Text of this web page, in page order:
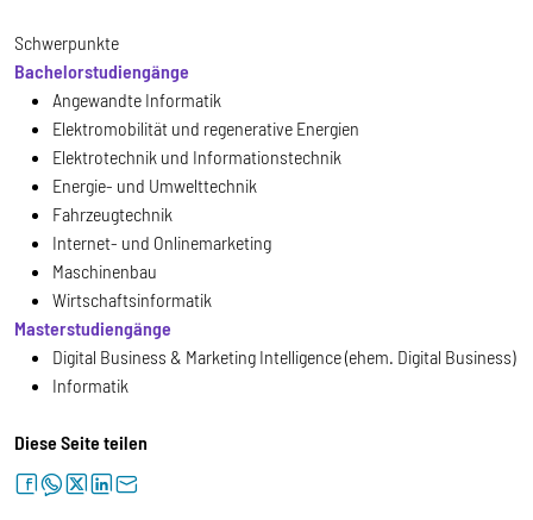
Schwerpunkte
Bachelorstudiengänge
Angewandte Informatik
Elektromobilität und regenerative Energien
Elektrotechnik und Informationstechnik
Energie- und Umwelttechnik
Fahrzeugtechnik
Internet- und Onlinemarketing
Maschinenbau
Wirtschaftsinformatik
Masterstudiengänge
Digital Business & Marketing Intelligence (ehem. Digital Business)
Informatik
Diese Seite teilen
facebookwhatsapptwitterlinkedinletter